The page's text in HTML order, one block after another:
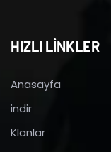
HIZLI LİNKLER
Anasayfa
indir
Klanlar